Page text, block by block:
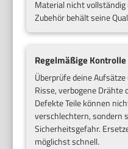
Material nicht
Zubehör behält seine
Regelmäßige
Überprüfe deine
Risse, verbogene Drähte
Defekte Teile können
verschlechtern, sondern
Sicherheitsgefahr.
möglichst schnell.